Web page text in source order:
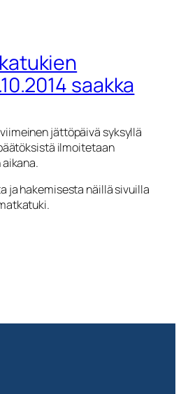
saakka
jättöpäivä syksyllä
ilmoitetaan
ja hakemisesta näillä sivuilla